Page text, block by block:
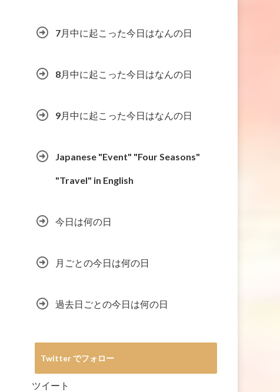
7月中に起こった今日はなんの日
8月中に起こった今日はなんの日
9月中に起こった今日はなんの日
Japanese "Event" "Four Seasons"
"Travel" in English
今日は何の日
月ごとの今日は何の日
過去日ごとの今日は何の日
Twitter でフォロー
ツイート